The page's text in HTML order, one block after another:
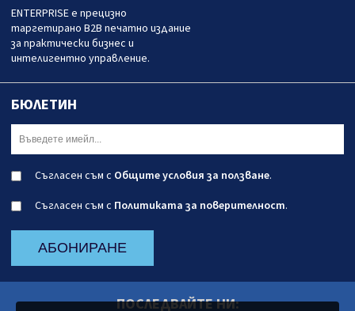
ENTERPRISE е прецизно
таргетирано B2B печатно издание
за практически бизнес и
интелигентно управление.
БЮЛЕТИН
Съгласен съм с Общите условия за ползване.
Съгласен съм с Политиката за поверителност.
АБОНИРАНЕ
ПОСЛЕДВАЙТЕ НИ: